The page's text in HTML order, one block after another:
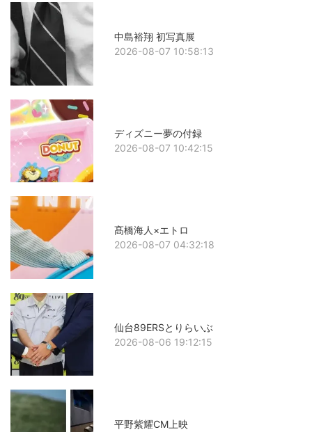
中島裕翔 初写真展
2026-08-07 10:58:13
ディズニー夢の付録
2026-08-07 10:42:15
髙橋海人×エトロ
2026-08-07 04:32:18
仙台89ERSとりらいぶ
2026-08-06 19:12:15
平野紫耀CM上映